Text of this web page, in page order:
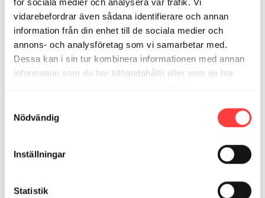
för sociala medier och analysera vår trafik. Vi
vidarebefordrar även sådana identifierare och annan
information från din enhet till de sociala medier och
annons- och analysföretag som vi samarbetar med.
Dessa kan i sin tur kombinera informationen med annan
information som du har tillhandahållit eller som de har
Nödvändig
Inställningar
Statistik
Så nice🤗
Relaterade videor